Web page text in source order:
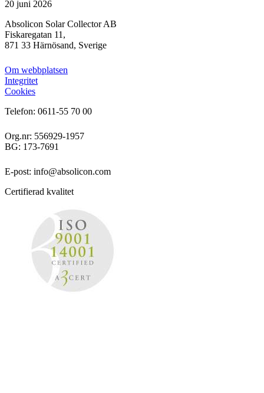
20 juni 2026
Absolicon Solar Collector AB
Fiskaregatan 11,
871 33 Härnösand, Sverige
Om webbplatsen
Integritet
Cookies
Telefon: 0611-55 70 00
Org.nr: 556929-1957
BG: 173-7691
E-post: info@absolicon.com
Certifierad kvalitet